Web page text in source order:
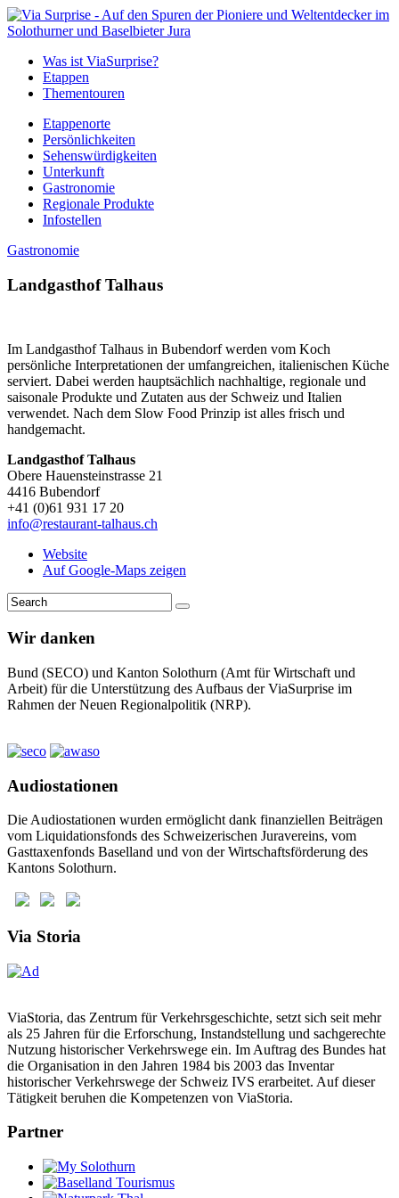
Was ist ViaSurprise?
Etappen
Thementouren
Etappenorte
Persönlichkeiten
Sehenswürdigkeiten
Unterkunft
Gastronomie
Regionale Produkte
Infostellen
Gastronomie
Landgasthof Talhaus
Im Landgasthof Talhaus in Bubendorf werden vom Koch
persönliche Interpretationen der umfangreichen, italienischen Küche
serviert. Dabei werden hauptsächlich nachhaltige, regionale und
saisonale Produkte und Zutaten aus der Schweiz und Italien
verwendet. Nach dem Slow Food Prinzip ist alles frisch und
handgemacht.
Landgasthof Talhaus
Obere Hauensteinstrasse 21
4416 Bubendorf
+41 (0)61 931 17 20
info@restaurant-talhaus.ch
Website
Auf Google-Maps zeigen
Wir danken
Bund (SECO) und Kanton Solothurn (Amt für Wirtschaft und
Arbeit) für die Unterstützung des Aufbaus der ViaSurprise im
Rahmen der Neuen Regionalpolitik (NRP).
Audiostationen
Die Audiostationen wurden ermöglicht dank finanziellen Beiträgen
vom Liquidationsfonds des Schweizerischen Juravereins, vom
Gasttaxenfonds Baselland und von der Wirtschaftsförderung des
Kantons Solothurn.
Via Storia
ViaStoria, das Zentrum für Verkehrsgeschichte, setzt sich seit mehr
als 25 Jahren für die Erforschung, Instandstellung und sachgerechte
Nutzung historischer Verkehrswege ein. Im Auftrag des Bundes hat
die Organisation in den Jahren 1984 bis 2003 das Inventar
historischer Verkehrswege der Schweiz IVS erarbeitet. Auf dieser
Tätigkeit beruhen die Kompetenzen von ViaStoria.
Partner